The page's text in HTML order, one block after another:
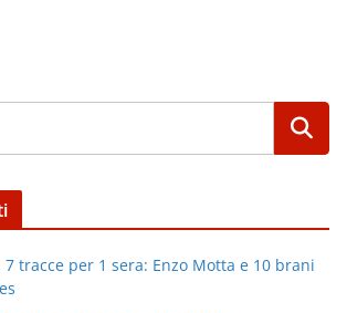
7 tracce per 1 sera: Enzo Motta e 10 brani